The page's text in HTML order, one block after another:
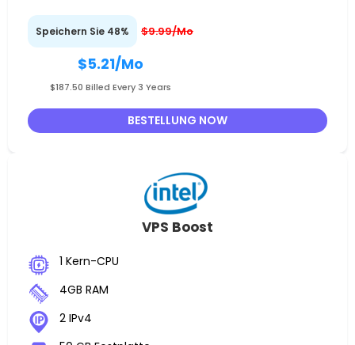
Speichern Sie 48% $9.99/Mo
$5.21/Mo
$187.50 Billed Every 3 Years
BESTELLUNG NOW
VPS Boost
1 Kern-CPU
4GB RAM
2 IPv4